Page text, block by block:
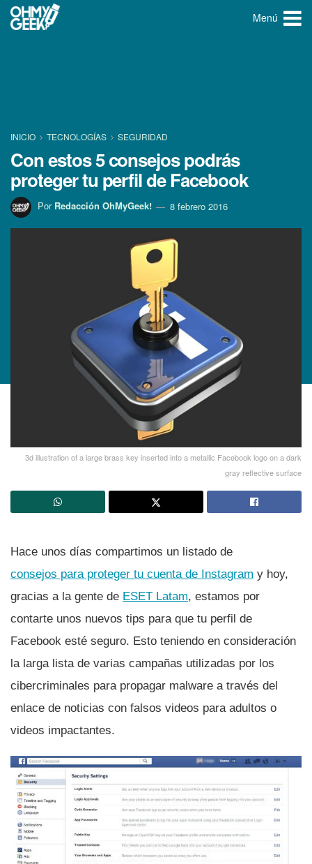
Menú
INICIO TECNOLOGÍ­AS SEGURIDAD
Con estos 5 consejos podrás
proteger tu perfil de Facebook
Por Redacción OhMyGeek! 8 febrero 2016
3d illustration of a large brass key inserted into a metallic Facebook logo on a dark
gray reflective surface
Hace unos dí­as compartimos un listado de
consejos para proteger tu cuenta de Instagram y hoy,
gracias a la gente de ESET Latam, estamos por
contarte unos nuevos tips para que tu perfil de
Facebook esté seguro. Esto teniendo en consideración
la larga lista de varias campañas utilizadas por los
cibercriminales para propagar malware a través del
enlace de noticias con falsos videos para adultos o
videos impactantes.